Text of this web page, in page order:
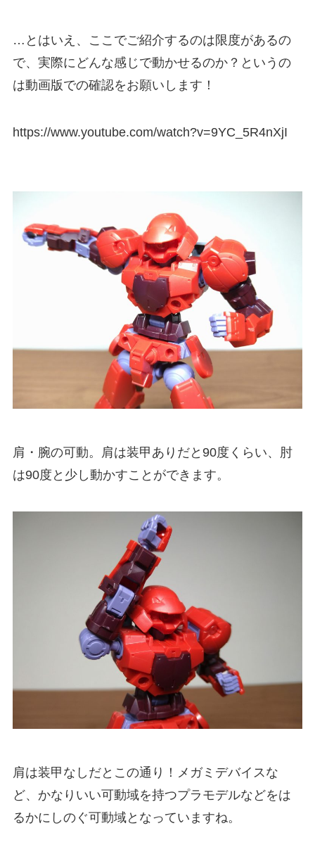
…とはいえ、ここでご紹介するのは限度があるの
で、実際にどんな感じで動かせるのか？というの
は動画版での確認をお願いします！
https://www.youtube.com/watch?v=9YC_5R4nXjI
肩・腕の可動。肩は装甲ありだと90度くらい、肘
は90度と少し動かすことができます。
肩は装甲なしだとこの通り！メガミデバイスな
ど、かなりいい可動域を持つプラモデルなどをは
るかにしのぐ可動域となっていますね。